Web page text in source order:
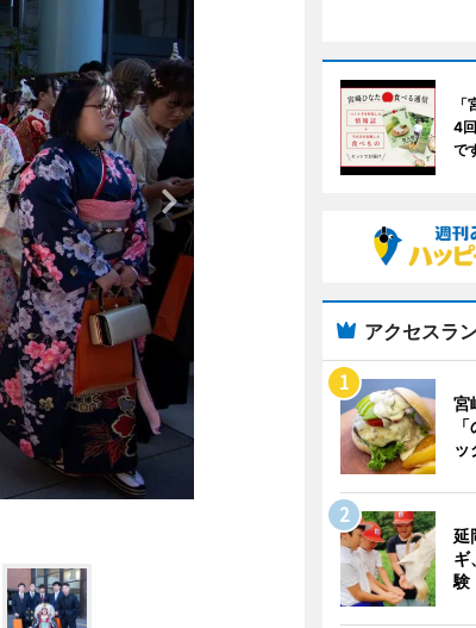
4
で
アクセスラ
宮
ッ
延
ギ
験